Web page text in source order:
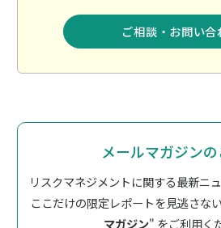
ご相談・お問い合
メールマガジン
リスクマネジメントに関する最新ニ
ここだけの限定レポートを見逃さない
マガジン" をご利用く